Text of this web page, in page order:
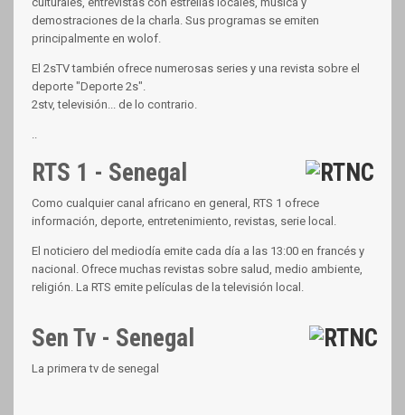
demostraciones de la charla. Sus programas se emiten
principalmente en wolof.
El 2sTV también ofrece numerosas series y una revista sobre el
deporte "Deporte 2s".
2stv, televisión... de lo contrario.
..
RTS 1 - Senegal
Como cualquier canal africano en general, RTS 1 ofrece
información, deporte, entretenimiento, revistas, serie local.
El noticiero del mediodía emite cada día a las 13:00 en francés y
nacional. Ofrece muchas revistas sobre salud, medio ambiente,
religión. La RTS emite películas de la televisión local.
Sen Tv - Senegal
La primera tv de senegal